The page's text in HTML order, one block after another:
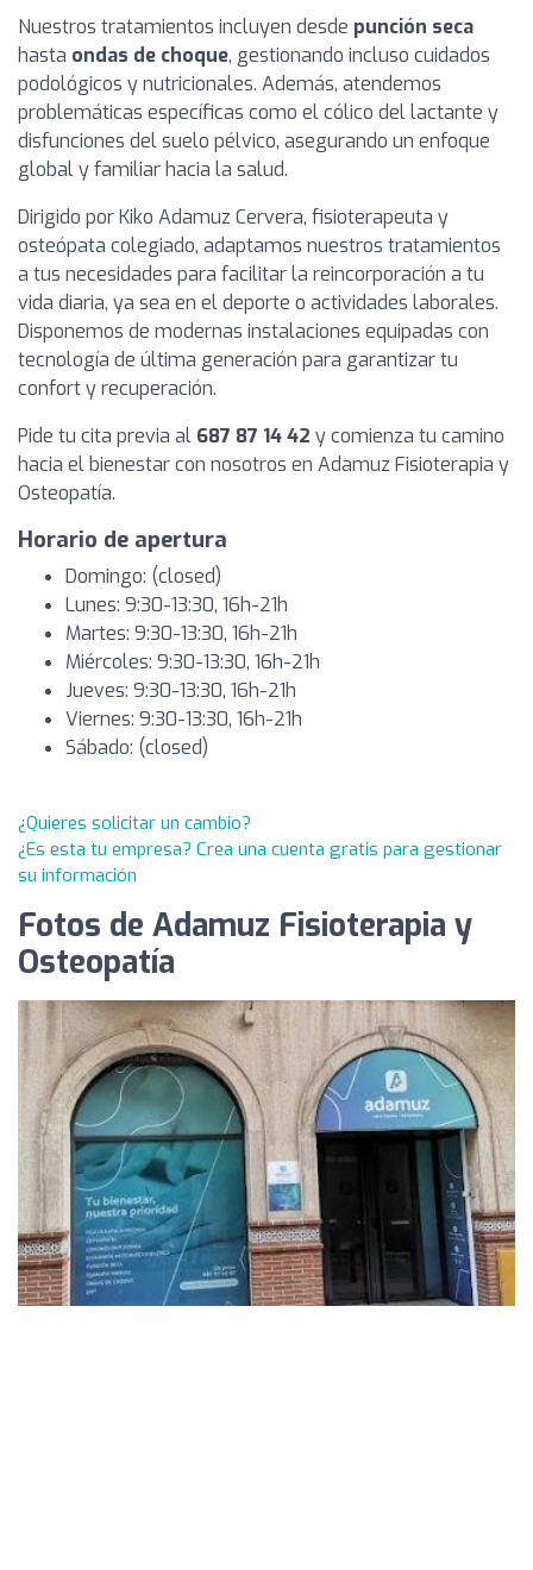
Nuestros tratamientos incluyen desde punción seca
hasta ondas de choque, gestionando incluso cuidados
podológicos y nutricionales. Además, atendemos
problemáticas específicas como el cólico del lactante y
disfunciones del suelo pélvico, asegurando un enfoque
global y familiar hacia la salud.
Dirigido por Kiko Adamuz Cervera, fisioterapeuta y
osteópata colegiado, adaptamos nuestros tratamientos
a tus necesidades para facilitar la reincorporación a tu
vida diaria, ya sea en el deporte o actividades laborales.
Disponemos de modernas instalaciones equipadas con
tecnología de última generación para garantizar tu
confort y recuperación.
Pide tu cita previa al 687 87 14 42 y comienza tu camino
hacia el bienestar con nosotros en Adamuz Fisioterapia y
Osteopatía.
Horario de apertura
Domingo: (closed)
Lunes: 9:30-13:30, 16h-21h
Martes: 9:30-13:30, 16h-21h
Miércoles: 9:30-13:30, 16h-21h
Jueves: 9:30-13:30, 16h-21h
Viernes: 9:30-13:30, 16h-21h
Sábado: (closed)
¿Quieres solicitar un cambio?
¿Es esta tu empresa? Crea una cuenta gratis para gestionar
su información
Fotos de Adamuz Fisioterapia y
Osteopatía